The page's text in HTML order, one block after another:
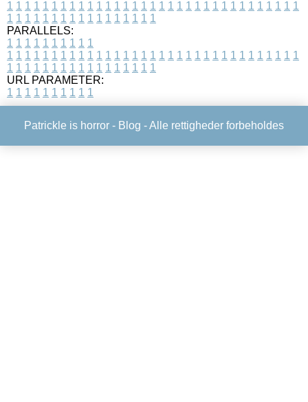
1 1 1 1 1 1 1 1 1 1 1 1 1 1 1 1 1 1 1 1 1 1 1 1 1 1 1 1 1 1 1 1 1
1 1 1 1 1 1 1 1 1 1 1 1 1 1 1 1 1
PARALLELS:
1 1 1 1 1 1 1 1 1 1
1 1 1 1 1 1 1 1 1 1 1 1 1 1 1 1 1 1 1 1 1 1 1 1 1 1 1 1 1 1 1 1 1
1 1 1 1 1 1 1 1 1 1 1 1 1 1 1 1 1
URL PARAMETER:
1 1 1 1 1 1 1 1 1 1
Patrickle is horror - Blog - Alle rettigheder forbeholdes